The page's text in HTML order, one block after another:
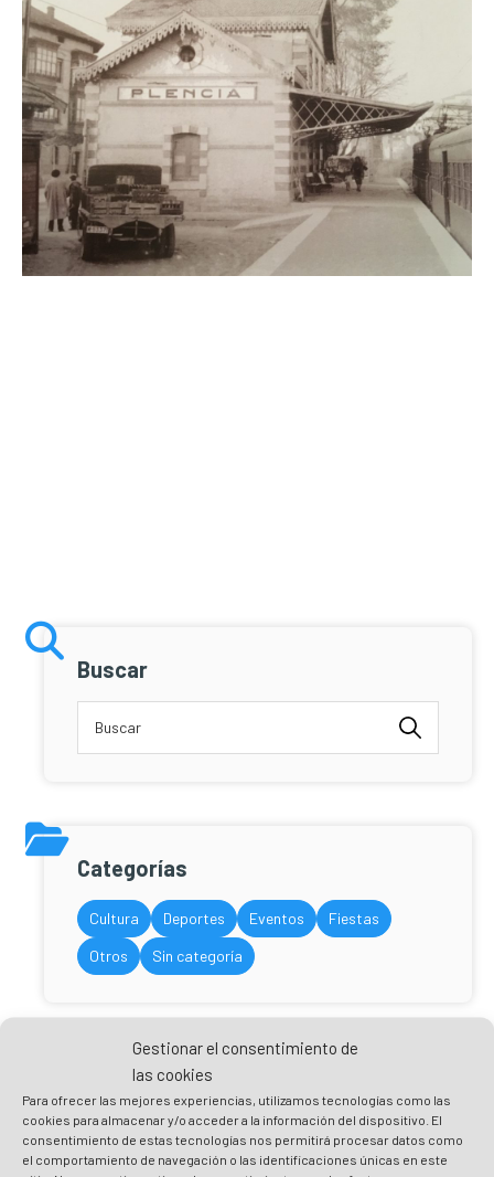
Gestionar el consentimiento de
las cookies
Para ofrecer las mejores experiencias, utilizamos tecnologías como las
cookies para almacenar y/o acceder a la información del dispositivo. El
consentimiento de estas tecnologías nos permitirá procesar datos como
el comportamiento de navegación o las identificaciones únicas en este
Buscar
Categorías
Cultura Deportes Eventos
Fiestas
Otros
Sin categoría
Últimas noticias
Otros
Nueva ubicación de la oficina de